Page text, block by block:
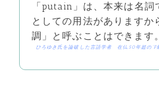
「putain」は、本来は名詞
としての用法がありますか
調」と呼ぶことはできます。
ひろゆき氏を論破した言語学者 在仏50年超の“F